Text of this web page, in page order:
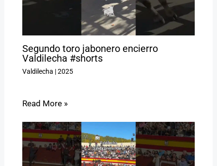
Segundo toro jabonero encierro
Valdilecha #shorts
Valdilecha |2025
Read More »